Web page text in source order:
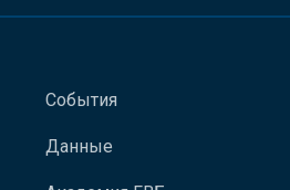
События
Данные